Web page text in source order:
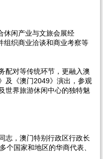
休闲产业与文旅会展经
组织商业洽谈和商业考察等
配对等传统环节，更融入澳
及《澳门2049》演出，参观
世界旅游休闲中心的独特魅
志，澳门特别行政区行政长
个国家和地区的华商代表、